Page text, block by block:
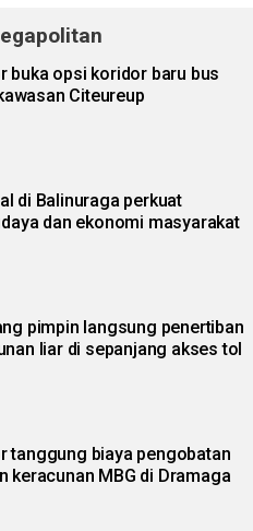
buka opsi koridor baru bus
Citeureup
di Balinuraga perkuat
dan ekonomi masyarakat
pimpin langsung penertiban
liar di sepanjang akses tol
tanggung biaya pengobatan
keracunan MBG di Dramaga